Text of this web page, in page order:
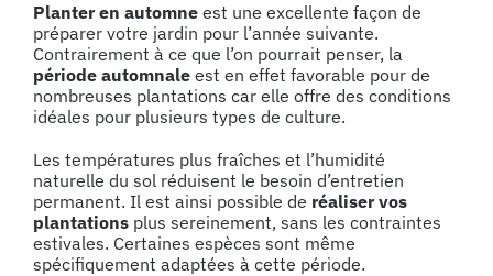
agrandie
Planter en automne est une excellente façon de
préparer votre jardin pour l’année suivante.
Contrairement à ce que l’on pourrait penser, la
période automnale est en effet favorable pour de
nombreuses plantations car elle offre des conditions
idéales pour plusieurs types de culture.
Les températures plus fraîches et l’humidité
naturelle du sol réduisent le besoin d’entretien
permanent. Il est ainsi possible de réaliser vos
plantations plus sereinement, sans les contraintes
estivales. Certaines espèces sont même
spécifiquement adaptées à cette période.